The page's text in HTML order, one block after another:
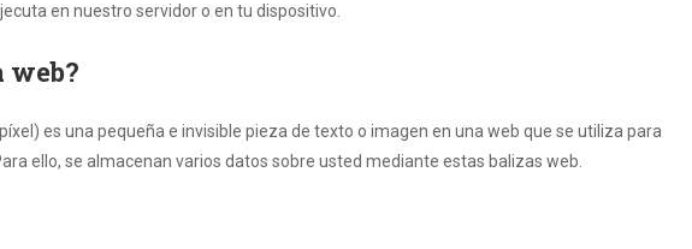
en nuestro servidor o en tu dispositivo.
web?
es una pequeña e invisible pieza de texto o imagen en una web que se utiliza para
ello, se almacenan varios datos sobre usted mediante estas balizas web.